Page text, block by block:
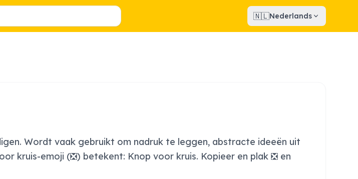
🇳🇱Nederlands
Wordt vaak gebruikt om nadruk te leggen, abstracte ideeën uit
kruis-emoji (❎) betekent: Knop voor kruis. Kopieer en plak ❎ en